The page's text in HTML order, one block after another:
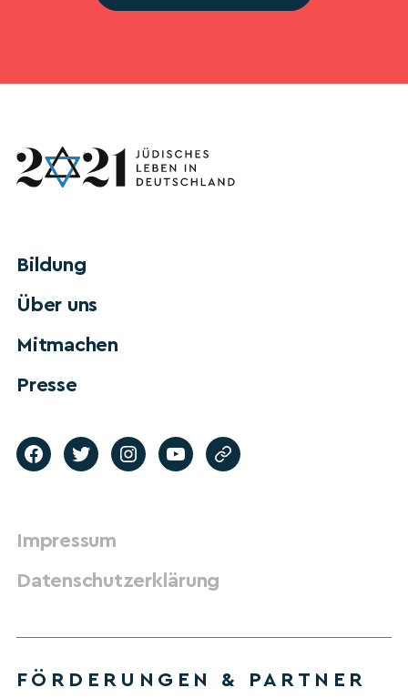
Bildung
Über uns
Mitmachen
Presse
Impressum
Datenschutzerklärung
FÖRDERUNGEN & PARTNER